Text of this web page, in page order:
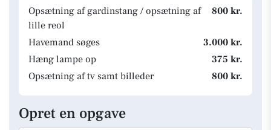
Opsætning af gardinstang / opsætning af
lille reol
800 kr.
Havemand søges
3.000 kr.
Hæng lampe op
375 kr.
Opsætning af tv samt billeder
800 kr.
Opret en opgave